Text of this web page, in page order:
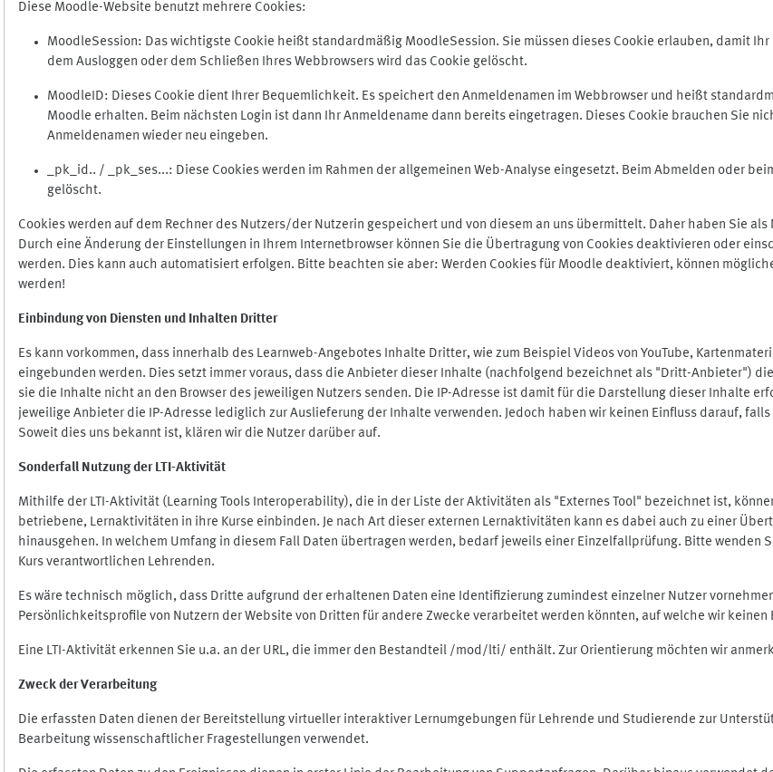
Diese Moodle-Website benutzt mehrere Cookies:
MoodleSession: Das wichtigste Cookie heißt standardmäßig MoodleSession. Sie müssen dieses Cookie erlauben, damit
dem Ausloggen oder dem Schließen Ihres Webbrowsers wird das Cookie gelöscht.
MoodleID: Dieses Cookie dient Ihrer Bequemlichkeit. Es speichert den Anmeldenamen im Webbrowser und heißt
Moodle erhalten. Beim nächsten Login ist dann Ihr Anmeldename dann bereits eingetragen. Dieses Cookie brauchen Sie
Anmeldenamen wieder neu eingeben.
_pk_id.. / _pk_ses...: Diese Cookies werden im Rahmen der allgemeinen Web-Analyse eingesetzt. Beim Abmelden oder
gelöscht.
Cookies werden auf dem Rechner des Nutzers/der Nutzerin gespeichert und von diesem an uns übermittelt. Daher haben Sie
Durch eine Änderung der Einstellungen in Ihrem Internetbrowser können Sie die Übertragung von Cookies deaktivieren oder
werden. Dies kann auch automatisiert erfolgen. Bitte beachten sie aber: Werden Cookies für Moodle deaktiviert, können
werden!
Einbindung von Diensten und Inhalten Dritter
Es kann vorkommen, dass innerhalb des Learnweb-Angebotes Inhalte Dritter, wie zum Beispiel Videos von YouTube,
eingebunden werden. Dies setzt immer voraus, dass die Anbieter dieser Inhalte (nachfolgend bezeichnet als "Dritt-Anbieter")
sie die Inhalte nicht an den Browser des jeweiligen Nutzers senden. Die IP-Adresse ist damit für die Darstellung dieser Inhalte
jeweilige Anbieter die IP-Adresse lediglich zur Auslieferung der Inhalte verwenden. Jedoch haben wir keinen Einfluss darauf,
Soweit dies uns bekannt ist, klären wir die Nutzer darüber auf.
Sonderfall Nutzung der LTI-Aktivität
Mithilfe der LTI-Aktivität (Learning Tools Interoperability), die in der Liste der Aktivitäten als "Externes Tool" bezeichnet ist,
betriebene, Lernaktivitäten in ihre Kurse einbinden. Je nach Art dieser externen Lernaktivitäten kann es dabei auch zu einer
hinausgehen. In welchem Umfang in diesem Fall Daten übertragen werden, bedarf jeweils einer Einzelfallprüfung. Bitte
Kurs verantwortlichen Lehrenden.
Es wäre technisch möglich, dass Dritte aufgrund der erhaltenen Daten eine Identifizierung zumindest einzelner Nutzer
Persönlichkeitsprofile von Nutzern der Website von Dritten für andere Zwecke verarbeitet werden könnten, auf welche wir keinen
Eine LTI-Aktivität erkennen Sie u.a. an der URL, die immer den Bestandteil /mod/lti/ enthält. Zur Orientierung möchten wir
Zweck der Verarbeitung
Die erfassten Daten dienen der Bereitstellung virtueller interaktiver Lernumgebungen für Lehrende und Studierende zur
Bearbeitung wissenschaftlicher Fragestellungen verwendet.